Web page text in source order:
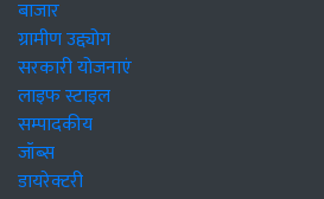
बाजार
ग्रामीण उद्द्योग
सरकारी योजनाएं
लाइफ स्टाइल
सम्पादकीय
जॉब्स
डायरेक्टरी